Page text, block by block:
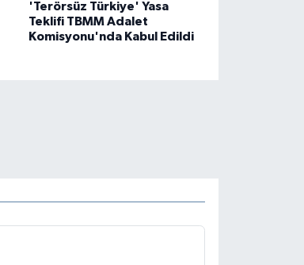
'Terörsüz Türkiye' Yasa
Teklifi TBMM Adalet
Komisyonu'nda Kabul Edildi